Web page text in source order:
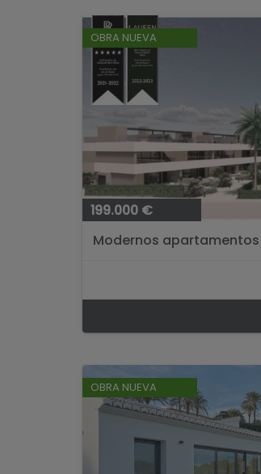
OBRA NUEVA
199.000 €
Modernos apartamentos
OBRA NUEVA